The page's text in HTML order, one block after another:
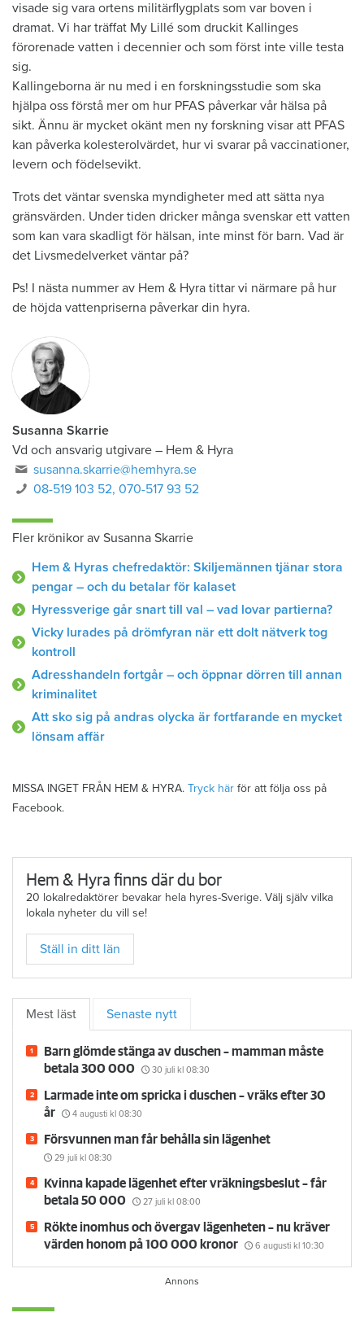
visade sig vara ortens militärflygplats som var boven i
dramat. Vi har träffat My Lillé som druckit Kallinges
förorenade vatten i decennier och som först inte ville testa
sig.
Kallingeborna är nu med i en forskningsstudie som ska
hjälpa oss förstå mer om hur PFAS påverkar vår hälsa på
sikt. Ännu är mycket okänt men ny forskning visar att PFAS
kan påverka kolesterolvärdet, hur vi svarar på vaccinationer,
levern och födelsevikt.
Trots det väntar svenska myndigheter med att sätta nya
gräns­värden. Under tiden dricker många svenskar ett vatten
som kan vara skadligt för hälsan, inte minst för barn. Vad är
det Livsmedelverket väntar på?
Ps! I nästa nummer av Hem & Hyra tittar vi närmare på hur
de höjda vattenpriserna påverkar din hyra.
Susanna Skarrie
Vd och ansvarig utgivare – Hem & Hyra
susanna.skarrie@hemhyra.se
08-519 103 52, 070-517 93 52
Fler krönikor av Susanna Skarrie
Hem & Hyras chefredaktör: Skiljemännen tjänar stora
pengar – och du betalar för kalaset
Hyressverige går snart till val – vad lovar partierna?
Vicky lurades på drömfyran när ett dolt nätverk tog
kontroll
Adresshandeln fortgår – och öppnar dörren till annan
kriminalitet
Att sko sig på andras olycka är fortfarande en mycket
lönsam affär
MISSA INGET FRÅN HEM & HYRA. Tryck här för att följa oss på
Facebook.
Hem & Hyra finns där du bor
20 lokalredaktörer bevakar hela hyres-Sverige. Välj själv vilka
lokala nyheter du vill se!
Ställ in ditt län
Mest läst Senaste nytt
Barn glömde stänga av duschen – mamman måste
betala 300 000
30 juli kl 08:30
Larmade inte om spricka i duschen – vräks efter 30
år
4 augusti kl 08:30
Försvunnen man får behålla sin lägenhet
29 juli kl 08:30
Kvinna kapade lägenhet efter vräkningsbeslut – får
betala 50 000
27 juli kl 08:00
Rökte inomhus och övergav lägenheten – nu kräver
värden honom på 100 000 kronor
6 augusti kl 10:30